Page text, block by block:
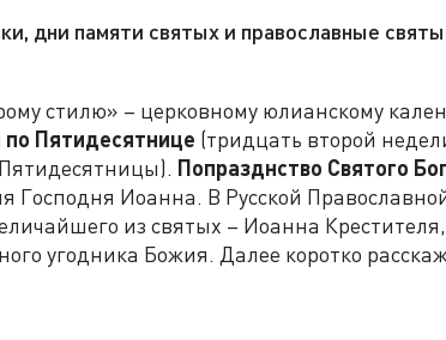
дни памяти святых и православные
стилю» – церковному юлианскому
Пятидесятнице (тридцать второй
Попразднство Святого
Господня Иоанна. В Русской
из святых – Иоанна
угодника Божия. Далее коротко